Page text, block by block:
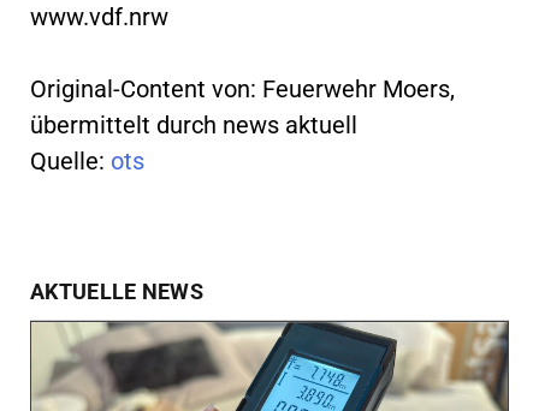
www.vdf.nrw
Original-Content von: Feuerwehr Moers,
übermittelt durch news aktuell
Quelle: ots
AKTUELLE NEWS